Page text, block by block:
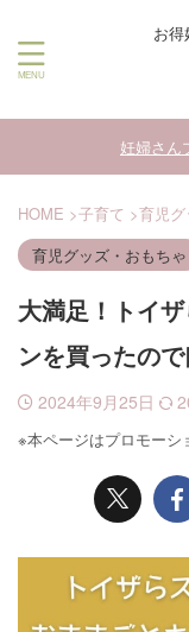
お
妊婦さん
HOME >子育て >育児
育児グッズ・おもちゃ
大満足！トイ
ンを買ったの
2024年9月25日
※本ページはプロモーシ